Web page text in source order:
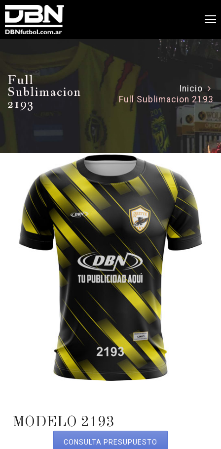
Full
Sublimacion
2193
Inicio
Full Sublimacion 2193
MODELO 2193
CONSULTA PRESUPUESTO